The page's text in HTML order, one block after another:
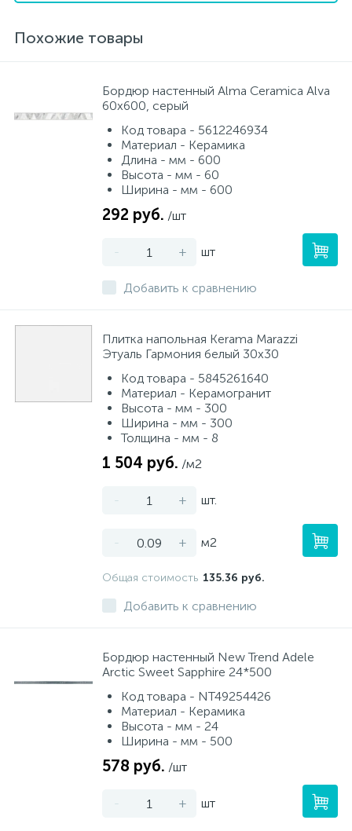
Похожие товары
Бордюр настенный Alma Ceramica Alva
60x600, серый
Код товара - 5612246934
Материал - Керамика
Длина - мм - 600
Высота - мм - 60
Ширина - мм - 600
292 руб. /шт
- + шт
Добавить к сравнению
Плитка напольная Kerama Marazzi
Этуаль Гармония белый 30х30
Код товара - 5845261640
Материал - Керамогранит
Высота - мм - 300
Ширина - мм - 300
Толщина - мм - 8
1 504 руб. /м2
- + шт.
- + м2
Общая стоимость 135.36 руб.
Добавить к сравнению
Бордюр настенный New Trend Adele
Arctic Sweet Sapphire 24*500
Код товара - NT49254426
Материал - Керамика
Высота - мм - 24
Ширина - мм - 500
578 руб. /шт
- + шт